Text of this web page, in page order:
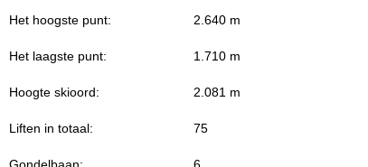
Het hoogste punt: 2.640 m
Het laagste punt: 1.710 m
Hoogte skioord: 2.081 m
Liften in totaal: 75